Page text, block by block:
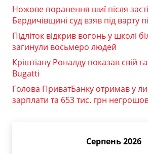
Ножове поранення шиї після
Бердичівщині суд взяв під варту
Підліток відкрив вогонь у школі
загинули восьмеро людей
Кріштіану Роналду показав свій
Bugatti
Голова ПриватБанку отримав у
зарплати та 653 тис. грн
Серпень 2026